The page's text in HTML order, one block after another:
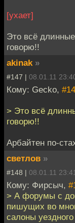
[ухает]
Это всё
говорю!!
akinak »
#147 | 08.01.11
Кому: Gecko,
> Это всё
говорю!!
Арбайтен по-
светлов »
#148 | 08.01.11
Кому: Фирсыч,
> А форумы с
пишущих во
салоны